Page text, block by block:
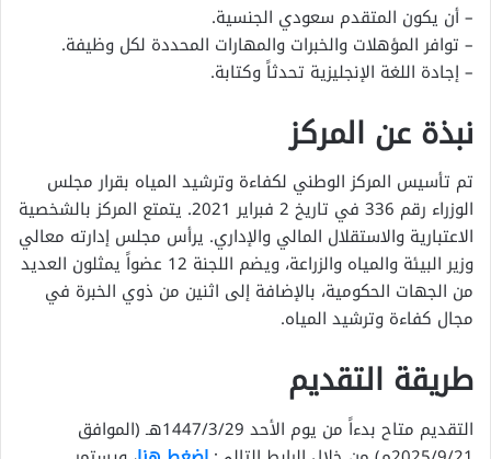
– أن يكون المتقدم سعودي الجنسية.
– توافر المؤهلات والخبرات والمهارات المحددة لكل وظيفة.
– إجادة اللغة الإنجليزية تحدثاً وكتابة.
نبذة عن المركز
تم تأسيس المركز الوطني لكفاءة وترشيد المياه بقرار مجلس
الوزراء رقم 336 في تاريخ 2 فبراير 2021. يتمتع المركز بالشخصية
الاعتبارية والاستقلال المالي والإداري. يرأس مجلس إدارته معالي
وزير البيئة والمياه والزراعة، ويضم اللجنة 12 عضواً يمثلون العديد
من الجهات الحكومية، بالإضافة إلى اثنين من ذوي الخبرة في
مجال كفاءة وترشيد المياه.
طريقة التقديم
التقديم متاح بدءاً من يوم الأحد 1447/3/29هـ (الموافق